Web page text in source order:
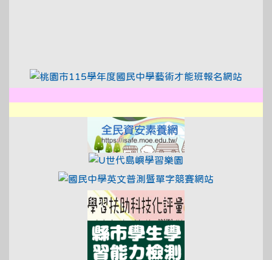
link to https://